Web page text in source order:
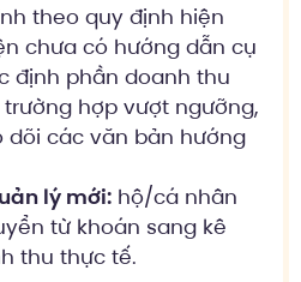
theo quy định hiện
chưa có hướng dẫn cụ
định phần doanh thu
hợp vượt ngưỡng,
dõi các văn bản hướng
lý mới: hộ/cá nhân
từ khoán sang kê
thu thực tế.